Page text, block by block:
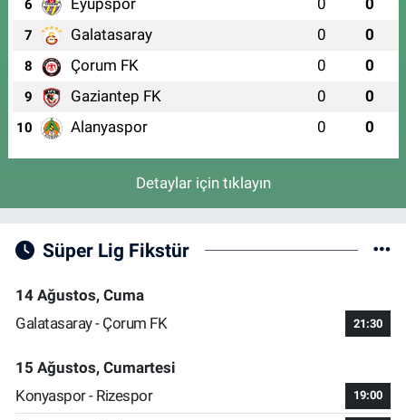
6
7 Galatasaray 0 0
8 Çorum FK 0 0
9 Gaziantep FK 0 0
10 Alanyaspor 0 0
Detaylar için tıklayın
Süper Lig Fikstür
14 Ağustos, Cuma
Galatasaray - Çorum FK
21:30
15 Ağustos, Cumartesi
Konyaspor - Rizespor
19:00